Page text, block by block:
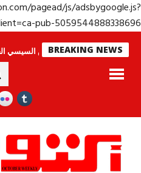
pagead/js/
client=ca-pub-
BREAKING NEWS
جولة الرئيس السيسي الخليجية..